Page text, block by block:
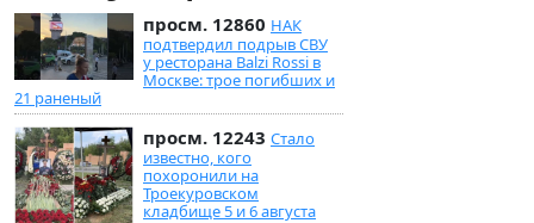
просм. 12860 НАК
подтвердил подрыв СВУ
у ресторана Balzi Rossi в
Москве: трое погибших и
21 раненый
просм. 12243 Стало
известно, кого
похоронили на
Троекуровском
кладбище 5 и 6 августа